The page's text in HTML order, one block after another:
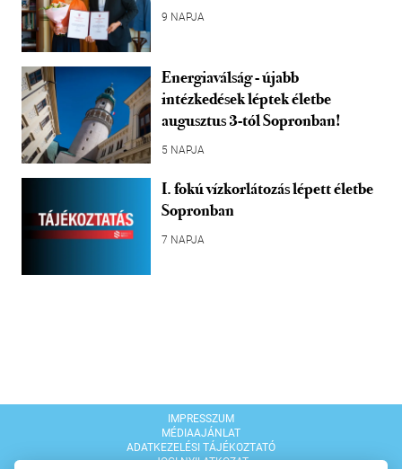
9 NAPJA
Energiaválság - újabb
intézkedések léptek életbe
augusztus 3-tól Sopronban!
5 NAPJA
I. fokú vízkorlátozás lépett életbe
Sopronban
7 NAPJA
IMPRESSZUM
MÉDIAAJÁNLAT
ADATKEZELÉSI TÁJÉKOZTATÓ
JOGI NYILATKOZAT